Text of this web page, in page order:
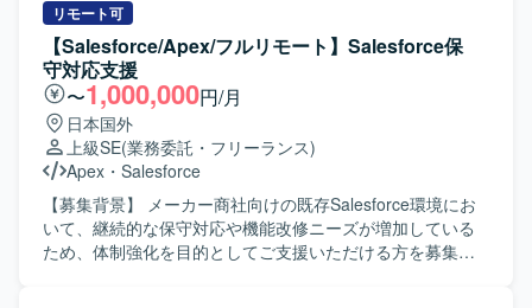
業活動情報の運用状況を調査し、顧客管理・営業管理業務
のTo-Be設計を実施していただきます。 顧客管理領域のデ
ータモデル設計、運用ルール策定、CRMデータ移行方針の
策定を行っていただきます。 業務要件を機能要件・画面要
件・データ要件へと落とし込み、仕様として整理していた
だきます。 経営層、業務部門、開発チームとの間で調整を
行い、MVP策定やフェーズ分け、優先順位付けをリードし
ていただきます。 会議のファシリテーションおよび論点整
理を通じて、意思決定を支援していただきます。 【求める
人物像】 顧客側PdMを支援する立場として、事業目線で課
題を整理し、意思決定を支援できる方を求めております。
リモート可
【Salesforce/Apex/フルリモート】Salesforce保
守対応支援
〜1,000,000円/月
日本国外
上級SE(業務委託・フリーランス)
Apex ・ Salesforce
【募集背景】 メーカー商社向けの既存Salesforce環境にお
いて、継続的な保守対応や機能改修ニーズが増加している
ため、体制強化を目的としてご支援いただける方を募集し